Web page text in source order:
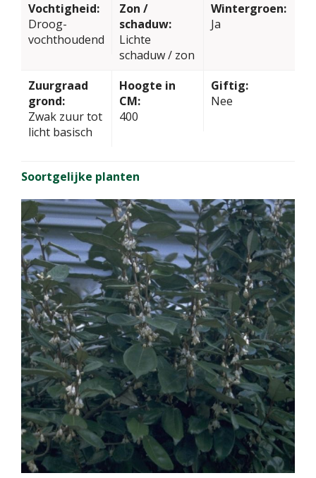
Vochtigheid:
Droog-
vochthoudend
Zon /
schaduw:
Lichte
schaduw / zon
Wintergroen:
Ja
Zuurgraad
grond:
Zwak zuur tot
licht basisch
Hoogte in
CM:
400
Giftig:
Nee
Soortgelijke planten